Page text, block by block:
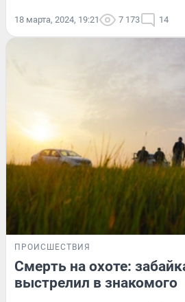
18 марта, 2024, 19:21 7 173 14
ПРОИСШЕСТВИЯ
Смерть на охоте:
выстрелил в знакомого